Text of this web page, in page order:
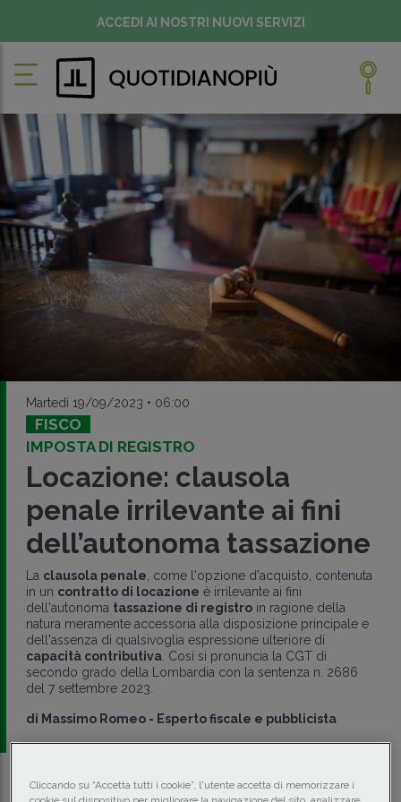
ACCEDI AI NOSTRI NUOVI SERVIZI
Martedì 19/09/2023 • 06:00
FISCO
IMPOSTA DI REGISTRO
Locazione: clausola
penale irrilevante ai fini
dell’autonoma tassazione
La clausola penale , come l'opzione d'acquisto, contenuta
in un contratto di locazione è irrilevante ai fini
dell'autonoma tassazione di registroin ragione della
natura meramente accessoria alla disposizione principale e
dell'assenza di qualsivoglia espressione ulteriore di
capacità contributiva. Così si pronuncia la CGT di
secondo grado della Lombardia con la sentenza n. 2686
del 7 settembre 2023.
di Massimo Romeo - Esperto fiscale e pubblicista
Traduci con IA Ascolta la news
Cliccando su “Accetta tutti i cookie”, l'utente accetta di memorizzare i